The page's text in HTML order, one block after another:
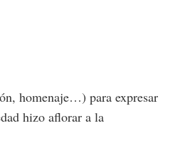
homenaje…) para expresar
hizo aflorar a la